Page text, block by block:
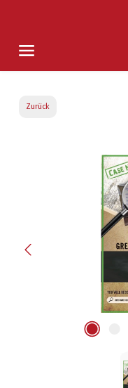
Zurück
Bildergalerie überspringen